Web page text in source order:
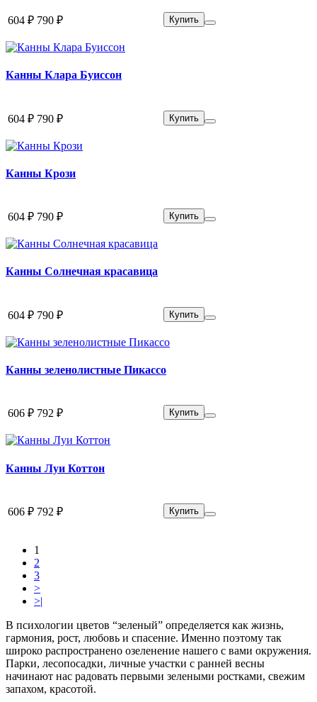
604 ₽ 790 ₽ Купить
Канны Клара Буиссон
604 ₽ 790 ₽ Купить
Канны Крози
604 ₽ 790 ₽ Купить
Канны Солнечная красавица
604 ₽ 790 ₽ Купить
Канны зеленолистные Пикассо
606 ₽ 792 ₽ Купить
Канны Луи Коттон
606 ₽ 792 ₽ Купить
1
2
3
>
>|
В психологии цветов “зеленый” определяется как жизнь,
гармония, рост, любовь и спасение. Именно поэтому так
широко распространено озеленение нашего с вами окружения.
Парки, лесопосадки, личные участки с ранней весны
начинают нас радовать первыми зелеными ростками, свежим
запахом, красотой.